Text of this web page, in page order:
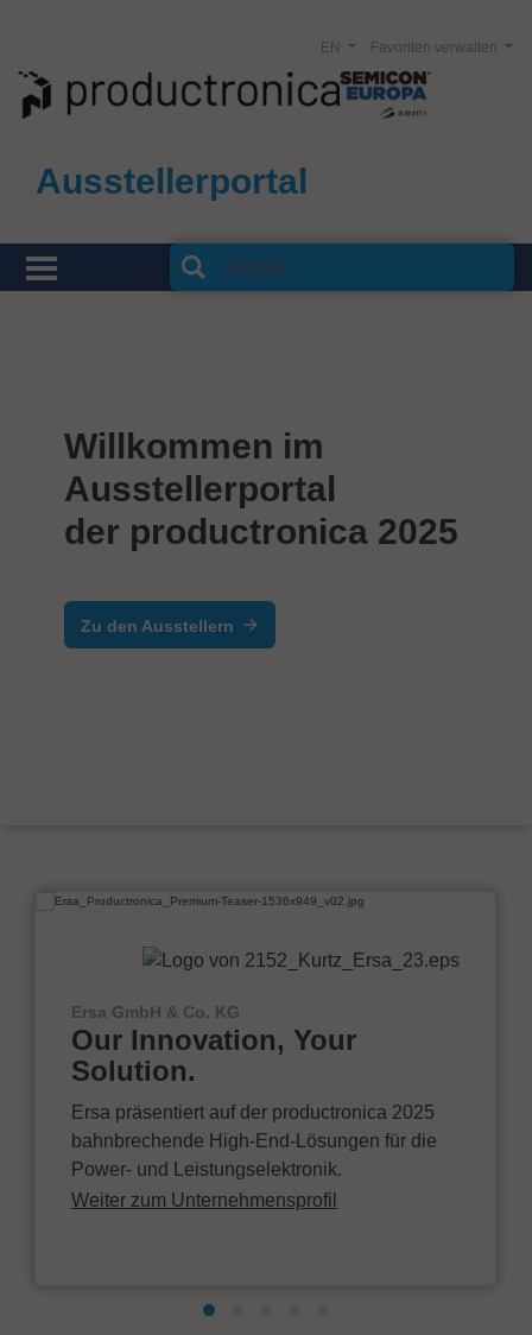
Ausstellerportal
Favoriten verwalten
EN
Willkommen im
Ausstellerportal
der productronica 2025
Zu den Ausstellern
Ersa GmbH & Co. KG
Our Innovation, Your
Solution.
Ersa präsentiert auf der productronica 2025
bahnbrechende High-End-Lösungen für die
Power- und Leistungselektronik.
Weiter zum Unternehmensprofil